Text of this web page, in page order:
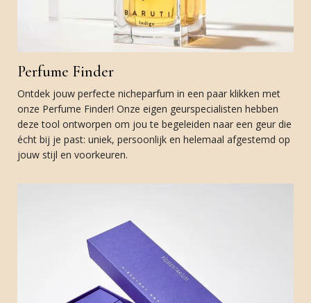
Perfume Finder
Ontdek jouw perfecte nicheparfum in een paar klikken met
onze Perfume Finder! Onze eigen geurspecialisten hebben
deze tool ontworpen om jou te begeleiden naar een geur die
écht bij je past: uniek, persoonlijk en helemaal afgestemd op
jouw stijl en voorkeuren.